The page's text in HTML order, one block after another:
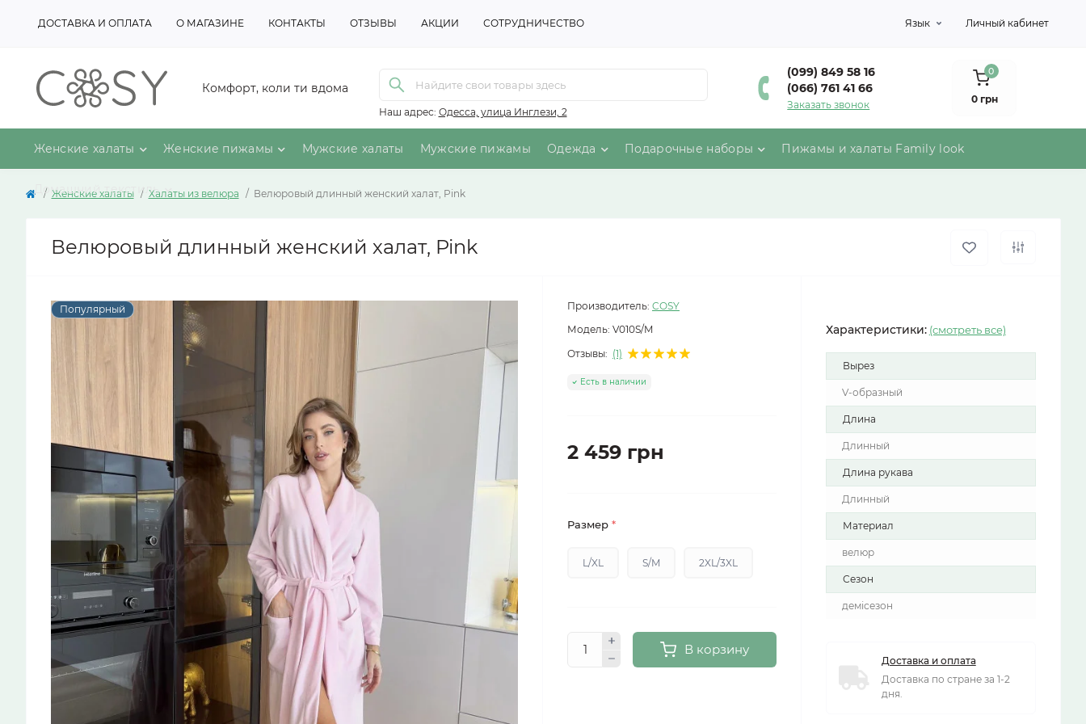
ДОСТАВКА И ОПЛАТА О МАГАЗИНЕ КОНТАКТЫ ОТЗЫВЫ АКЦИИ СОТРУДНИЧЕСТВО Язык Личный кабинет
Комфорт, коли ти вдома
Наш адрес: Одесса, улица Инглези, 2
(099) 849 58 16
(066) 761 41 66
Заказать звонок
0
0 грн
Женские халаты Женские пижамы Мужские халаты Мужские пижамы Одежда Подарочные наборы Пижамы и халаты Family look
Домашний текстиль
Женские халаты Халаты из велюра Велюровый длинный женский халат, Pink
Велюровый длинный женский халат, Pink
Популярный Производитель: COSY
Модель: V010S/M
Отзывы: (1)
Есть в наличии
2 459 грн
Размер *
L/XL S/M 2XL/3XL
В корзину
Характеристики: (смотреть все)
Вырез
V-образный
Длина
Длинный
Длина рукава
Длинный
Материал
велюр
Сезон
демісезон
Доставка и оплата
Доставка по стране за 1-2
дня.